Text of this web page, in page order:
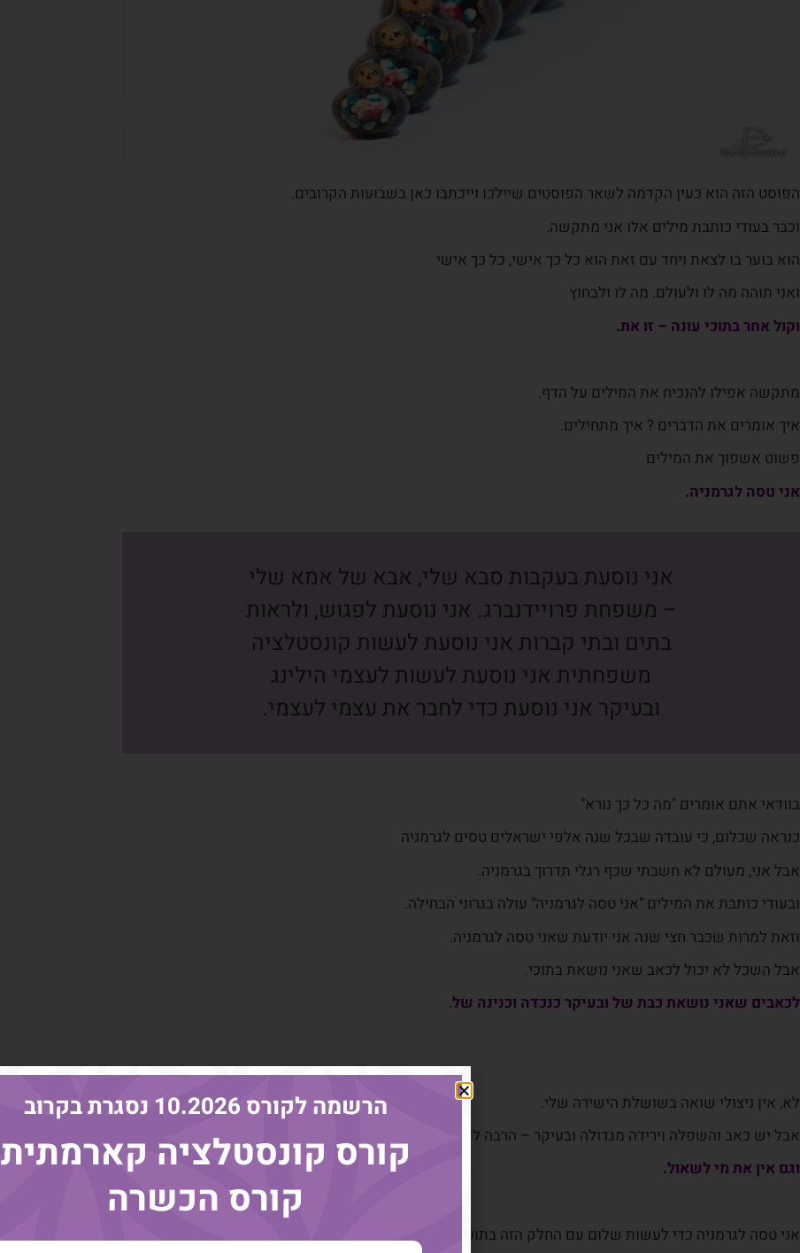
הפוסט הזה הוא כעין הקדמה לשאר הפוסטים שיילכו וייכתבו כאן בשבועות הקרובים.
וכבר בעודי כותבת מילים אלו אני מתקשה.
הוא בוער בו לצאת ויחד עם זאת הוא כל כך אישי, כל כך אישי
ואני תוהה מה לו ולעולם. מה לו ולבחוץ
וקול אחר בתוכי עונה – זו את.
מתקשה אפילו להנכיח את המילים על הדף.
איך אומרים את הדברים ? איך מתחילים.
פשוט אשפוך את המילים
אני טסה לגרמניה.
אני נוסעת בעקבות סבא שלי, אבא של אמא שלי
– משפחת פרויידנברג. אני נוסעת לפגוש, ולראות
בתים ובתי קברות אני נוסעת לעשות קונסטלציה
משפחתית אני נוסעת לעשות לעצמי הילינג
ובעיקר אני נוסעת כדי לחבר את עצמי לעצמי.
בוודאי אתם אומרים "מה כל כך נורא"
כנראה שכלום, כי עובדה שבכל שנה אלפי ישראלים טסים לגרמניה
אבל אני, מעולם לא חשבתי שכף רגלי תדרוך בגרמניה.
ובעודי כותבת את המילים "אני טסה לגרמניה" עולה בגרוני הבחילה.
וזאת למרות שכבר חצי שנה אני יודעת שאני טסה לגרמניה.
אבל השכל לא יכול לכאב שאני נושאת בתוכי.
לכאבים שאני נושאת כבת של ובעיקר כנכדה וכנינה של.
לא, אין ניצולי שואה בשושלת הישירה שלי.
אבל יש כאב והשפלה וירידה מגדולה ובעיקר – הרבה לא ידוע
וגם אין את מי לשאול.
אני טסה לגרמניה כדי לעשות שלום עם החלק הזה בתוכי שהוא גרמני.
הרשמה לקורס 10.2026 נסגרת בקרוב
קורס קונסטלציה קארמתית
קורס הכשרה